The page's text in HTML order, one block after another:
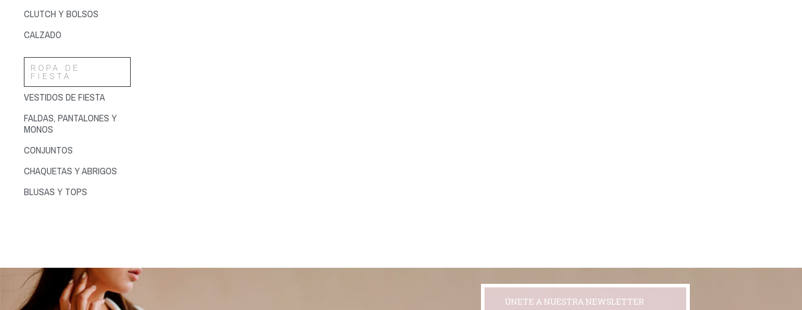
CLUTCH Y BOLSOS
CALZADO
ROPA DE
FIESTA
VESTIDOS DE FIESTA
FALDAS, PANTALONES Y
MONOS
CONJUNTOS
CHAQUETAS Y ABRIGOS
BLUSAS Y TOPS
ÚNETE A NUESTRA NEWSLETTER